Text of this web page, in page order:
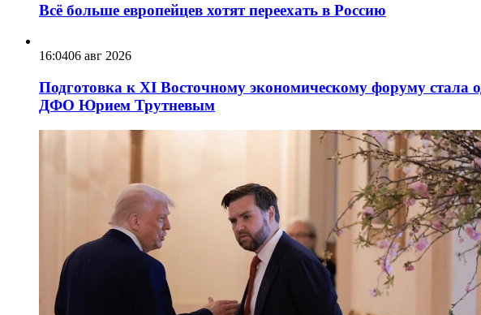
Всё больше европейцев хотят переехать в Россию
16:0406 авг 2026
Подготовка к XI Восточному экономическому форуму стала
ДФО Юрием Трутневым